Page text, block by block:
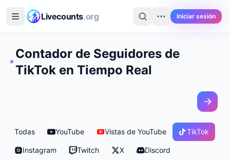
Livecounts.org Iniciar sesión
Contador de Seguidores de
TikTok en Tiempo Real
Todas YouTube Vistas de YouTube TikTok
Instagram Twitch X Discord